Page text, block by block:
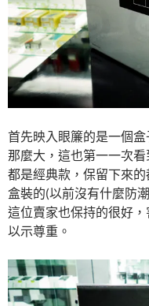
首先映入眼簾的是一個
那麼大，這也第一一次
都是經典款，保留下來
盒裝的(以前沒有什麼防
這位賣家也保持的很好
以示尊重。